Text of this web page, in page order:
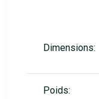
Dimensions:
Poids: